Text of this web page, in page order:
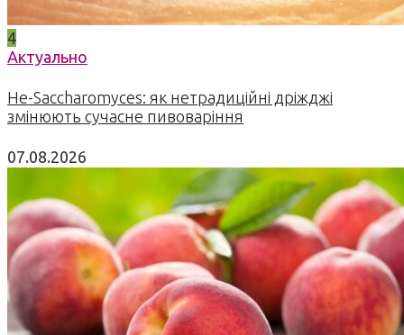
4
Актуально
Не-Saccharomyces: як нетрадиційні дріжджі
змінюють сучасне пивоваріння
07.08.2026